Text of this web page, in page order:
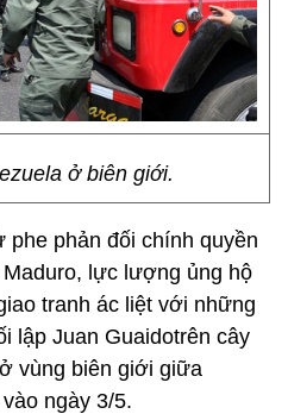
ở biên giới.
phe phản đối chính quyền
lực lượng ủng hộ
tranh ác liệt với những
lập Juan Guaidotrên cây
vùng biên giới giữa
ngày 3/5.